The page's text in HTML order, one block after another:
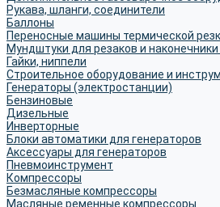
Рукава, шланги, соединители
Баллоны
Переносные машины термической
Мундштуки для резаков и наконечники
Гайки, ниппели
Строительное оборудование и
Генераторы (электростанции)
Бензиновые
Дизельные
Инверторные
Блоки автоматики для генераторов
Аксессуары для генераторов
Пневмоинструмент
Компрессоры
Безмасляные компрессоры
Масляные ременные компрессоры